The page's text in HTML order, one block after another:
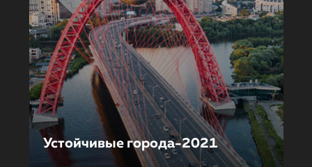
Устойчивые города-2021